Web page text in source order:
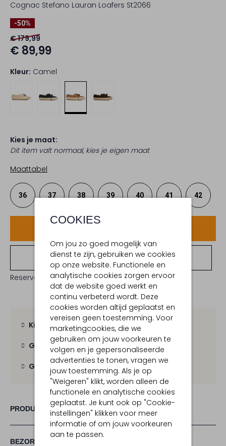
COOKIES
Om jou zo goed mogelijk van
dienst te zijn, gebruiken we cookies
op onze website. Functionele en
analytische cookies zorgen ervoor
dat de website goed werkt en
continu verbeterd wordt. Deze
cookies worden altijd geplaatst en
vereisen geen toestemming. Voor
marketingcookies, die we
gebruiken om jouw voorkeuren te
volgen en je gepersonaliseerde
advertenties te tonen, vragen we
jouw toestemming. Als je op
"Weigeren" klikt, worden alleen de
functionele en analytische cookies
geplaatst. Je kunt ook op "Cookie-
instellingen" klikken voor meer
informatie of om jouw voorkeuren
aan te passen.
Cognac Stefano Lauran Loafers St2066
-50%
€ 179,99
€ 89,99
Kleur: Camel
Kies je maat:
Dit item valt normaal, kies je eigen maat
Maattabel
36 37 38 39 40 41 42
Bekijk winkelvoorraad
Reserveer direct in een van onze 19 boutiques
Kies zelf je bezorgmoment
Gratis verzending vanaf € 100,-
Gratis retour binnen 30 dagen
PRODUCT INFORMATIE
BEZORGEN & RETOURNEREN